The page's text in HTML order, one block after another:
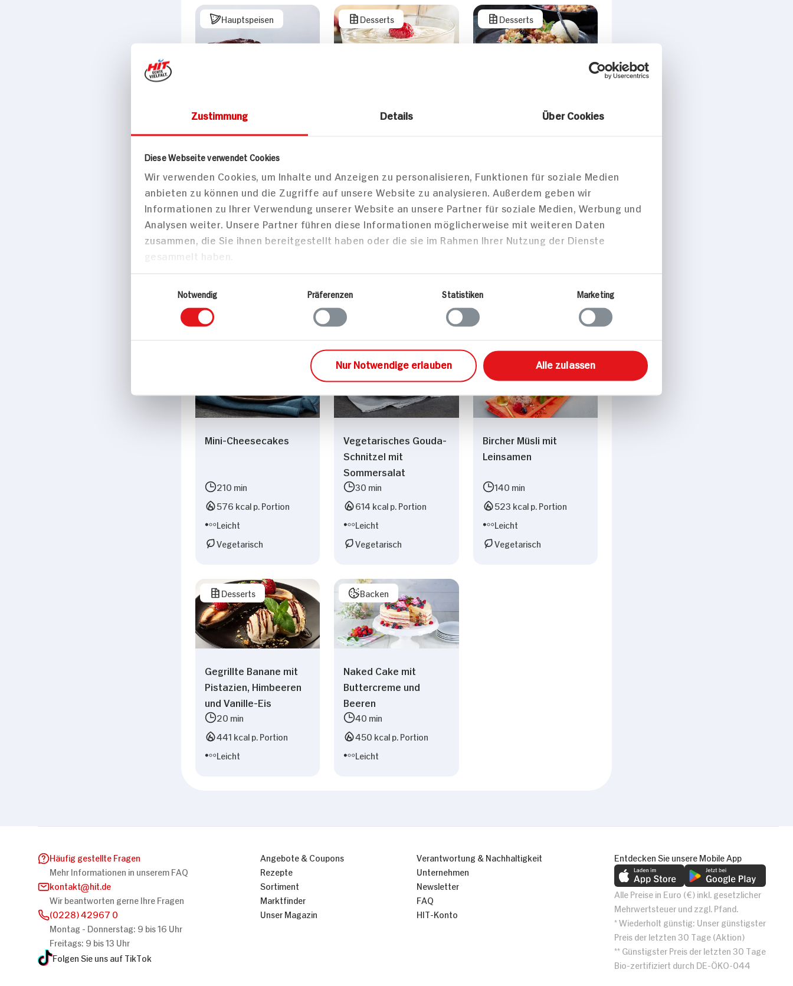
Zustimmung Details Über Cookies
Diese Webseite verwendet Cookies
Wir verwenden Cookies, um Inhalte und Anzeigen zu personalisieren, Funktionen für soziale Medien
anbieten zu können und die Zugriffe auf unsere Website zu analysieren. Außerdem geben wir
Informationen zu Ihrer Verwendung unserer Website an unsere Partner für soziale Medien, Werbung und
Analysen weiter. Unsere Partner führen diese Informationen möglicherweise mit weiteren Daten
zusammen, die Sie ihnen bereitgestellt haben oder die sie im Rahmen Ihrer Nutzung der Dienste
gesammelt haben.
Notwendig
Präferenzen Statistiken Marketing
Nur Notwendige erlauben Alle zulassen
Hauptspeisen
Gebackener
Ziegenkäse mit
Schwarzwälder
Schinken
363 kcal p. Portion
Desserts
Chia-Pudding Für 4
Personen
Desserts
Mini-Cheesecakes
210 min
576 kcal p. Portion
Leicht
Vegetarisch
Hauptspeisen
Vegetarisches Gouda-
Schnitzel mit
Sommersalat
30 min
614 kcal p. Portion
Leicht
Vegetarisch
Frühstück
Bircher Müsli mit
Leinsamen
140 min
523 kcal p. Portion
Leicht
Vegetarisch
Desserts
Gegrillte Banane mit
Pistazien, Himbeeren
und Vanille-Eis
20 min
441 kcal p. Portion
Leicht
Backen
Naked Cake mit
Buttercreme und
Beeren
40 min
450 kcal p. Portion
Leicht
Häufig gestellte Fragen
Mehr Informationen in unserem FAQ
kontakt
hit.de
Wir beantworten gerne Ihre Fragen
(0228) 42967 0
Montag - Donnerstag: 9 bis 16 Uhr
Freitags: 9 bis 13 Uhr
Folgen Sie uns auf TikTok
Angebote & Coupons
Rezepte
Sortiment
Marktfinder
Unser Magazin
Verantwortung & Nachhaltigkeit
Unternehmen
Newsletter
FAQ
HIT-Konto
Entdecken Sie unsere Mobile App
Alle Preise in Euro (€) inkl. gesetzlicher
Mehrwertsteuer und zzgl. Pfand.
* Wiederholt günstig: Unser günstigster
Preis der letzten 30 Tage (Aktion)
** Günstigster Preis der letzten 30 Tage
Bio-zertifiziert durch DE-ÖKO-044